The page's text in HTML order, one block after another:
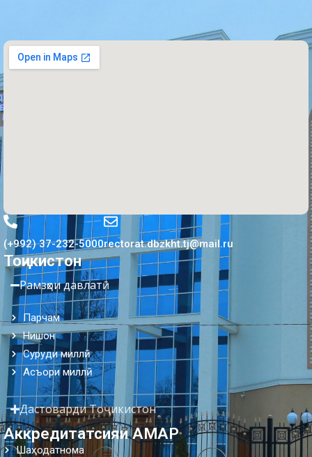
(+992) 37-232-5000rectorat.dbzkht.tj@mail.ru
Тоҷикистон
Рамзҳои давлатӣ
Парчам
Нишон
Суруди миллӣ
Асъори миллӣ
Дастоварди Тоҷикистон
Аккредитатсияи АМАР
Шаҳодатнома